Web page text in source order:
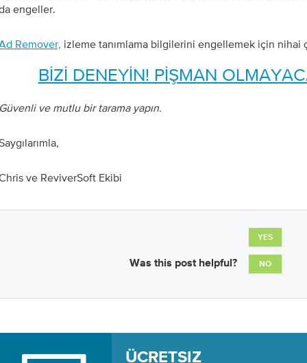
engeller.
Remover, izleme tanımlama bilgilerini engellemek için nihai
BİZİ DENEYİN! PİŞMAN
ve mutlu bir tarama yapın.
ve ReviverSoft Ekibi
Was this post helpful?
YES
NO
ÜCRETSIZ